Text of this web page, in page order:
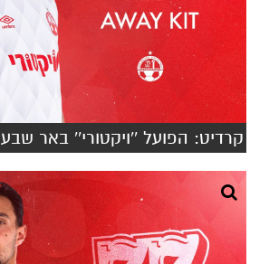
קרדיט: הפועל ''ויקטורי'' באר שבע